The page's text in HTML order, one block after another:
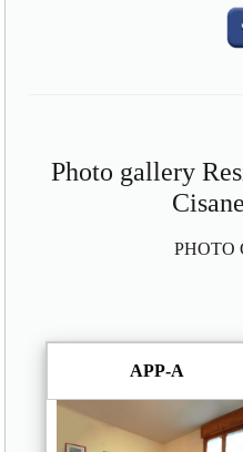
Photo gallery
PHOTO
APP-A